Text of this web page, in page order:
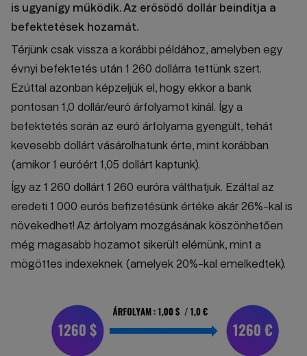
is ugyanígy működik. Az erősödő dollár beindítja a
befektetések hozamát.
Térjünk csak vissza a korábbi példához, amelyben egy
évnyi befektetés után 1 260 dollárra tettünk szert.
Ezúttal azonban képzeljük el, hogy ekkor a bank
pontosan 1,0 dollár/euró árfolyamot kínál. Így a
befektetés során az euró árfolyama gyengült, tehát
kevesebb dollárt vásárolhatunk érte, mint korábban
(amikor 1 euróért 1,05 dollárt kaptunk).
Így az 1 260 dollárt 1 260 euróra válthatjuk. Ezáltal az
eredeti 1 000 eurós befizetésünk értéke akár 26%-kal is
növekedhet! Az árfolyam mozgásának köszönhetően
még magasabb hozamot sikerült elérnünk, mint a
mögöttes indexeknek (amelyek 20%-kal emelkedtek).